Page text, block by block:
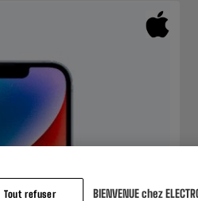
Tout refuser BIENVENUE chez